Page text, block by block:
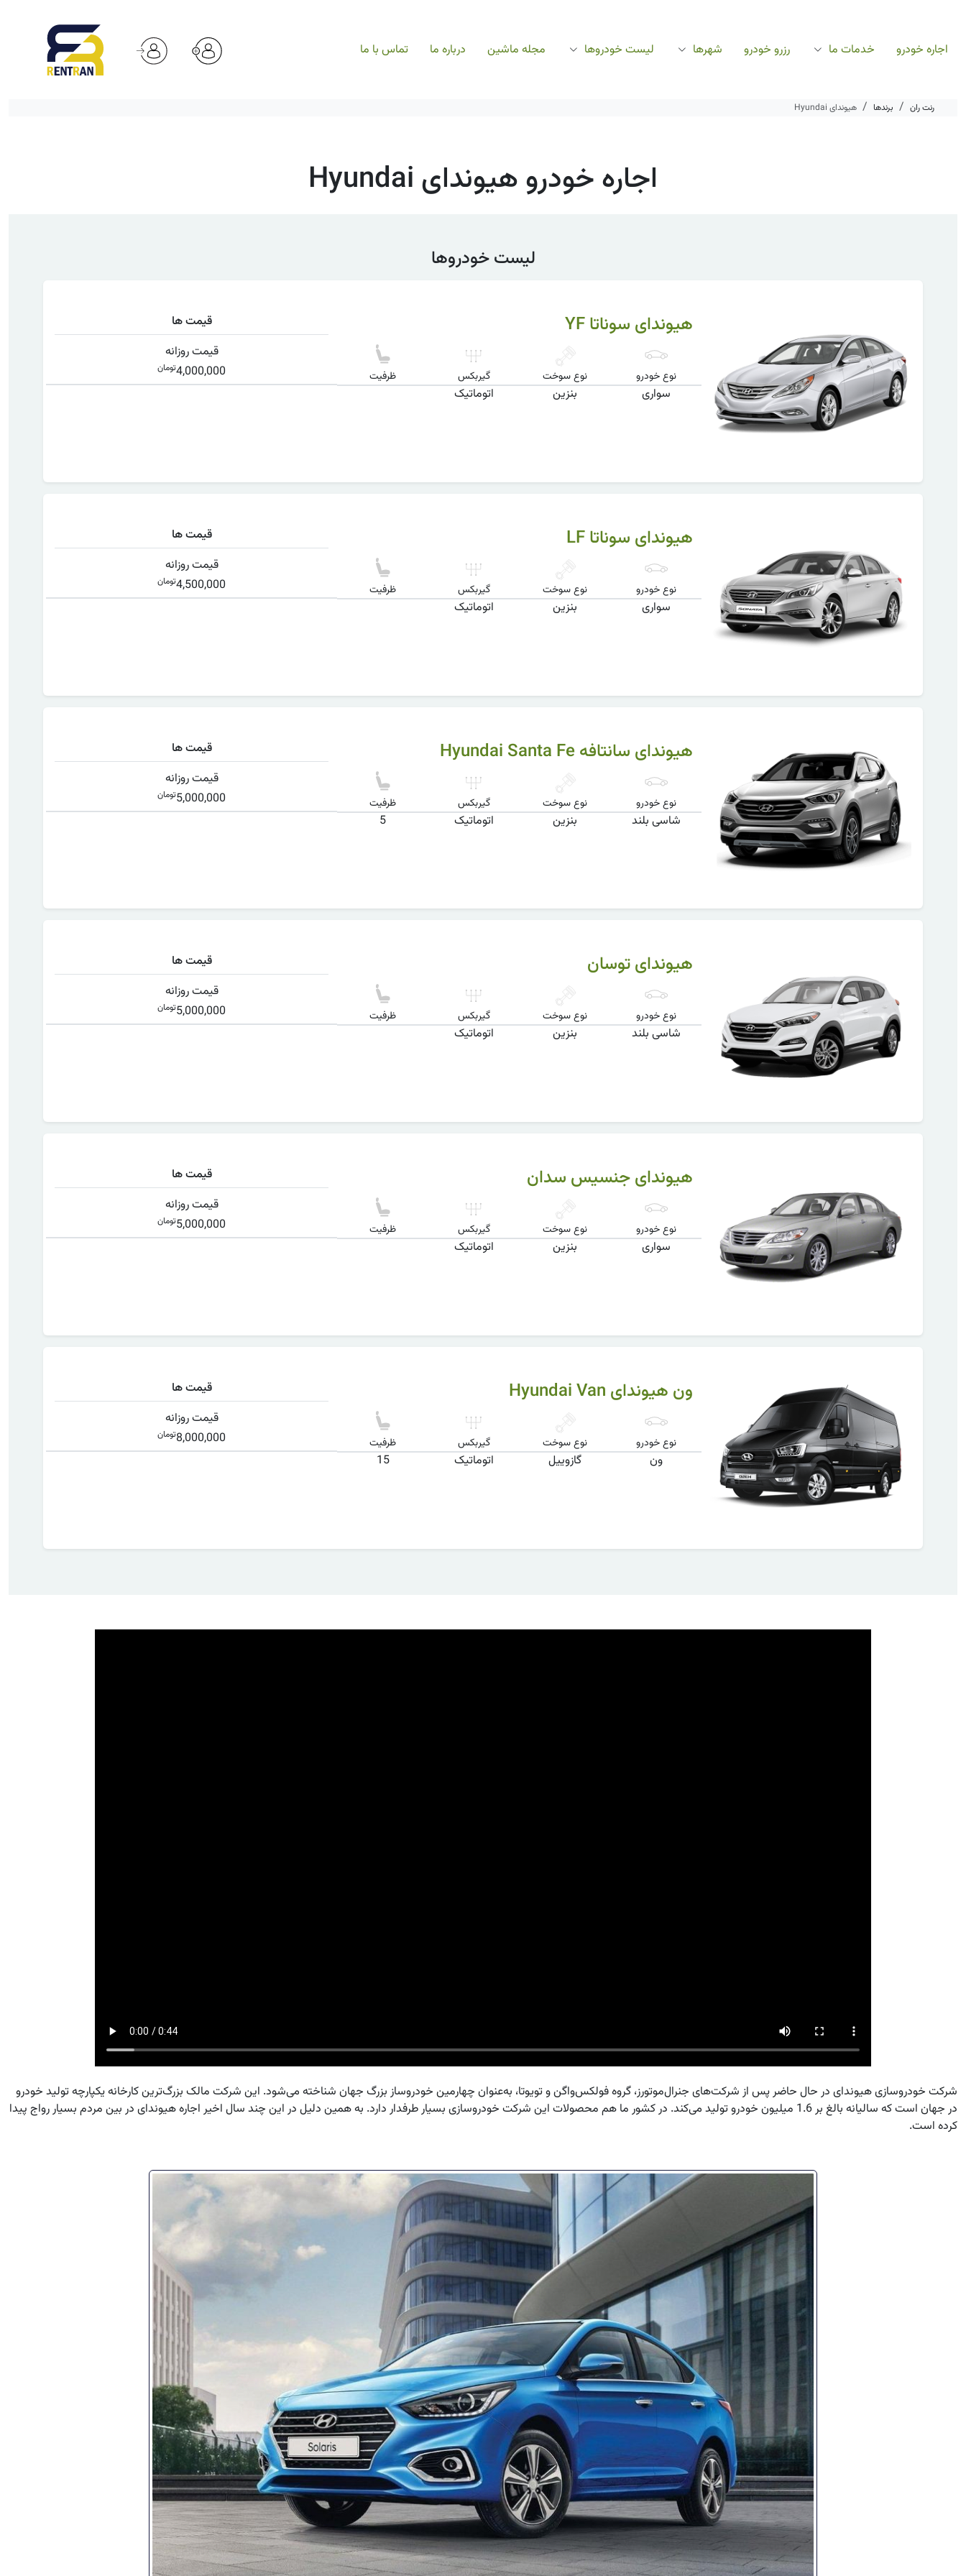
اجاره خودرو خدمات ما رزرو خودرو شهرها لیست خودروها مجله ماشین درباره ما تماس با ما
رنت ران برندها هیوندای Hyundai
اجاره خودرو هیوندای Hyundai
لیست خودروها
هیوندای سوناتا YF
نوع خودرو نوع سوخت گیربکس ظرفیت
سواری بنزین اتوماتیک
قیمت ها
قیمت روزانه
4,000,000تومان
هیوندای سوناتا LF
نوع خودرو نوع سوخت گیربکس ظرفیت
سواری بنزین اتوماتیک
قیمت ها
قیمت روزانه
4,500,000تومان
هیوندای سانتافه Hyundai Santa Fe
نوع خودرو نوع سوخت گیربکس ظرفیت
شاسی بلند بنزین اتوماتیک 5
قیمت ها
قیمت روزانه
5,000,000تومان
هیوندای توسان
نوع خودرو نوع سوخت گیربکس ظرفیت
شاسی بلند بنزین اتوماتیک
قیمت ها
قیمت روزانه
5,000,000تومان
هیوندای جنسیس سدان
نوع خودرو نوع سوخت گیربکس ظرفیت
سواری بنزین اتوماتیک
قیمت ها
قیمت روزانه
5,000,000تومان
ون هیوندای Hyundai Van
نوع خودرو نوع سوخت گیربکس ظرفیت
ون گازوییل اتوماتیک 15
قیمت ها
قیمت روزانه
8,000,000تومان
شرکت خودروسازی هیوندای در حال حاضر پس از شرکت‌های جنرال‌موتورز، گروه فولکس‌واگن و تویوتا، به‌عنوان چهارمین خودروساز بزرگ جهان شناخته می‌شود. این شرکت مالک بزرگ‌ترین کارخانه یکپارچه تولید خودرو
در جهان است که سالیانه بالغ بر 1.6 میلیون خودرو تولید می‌کند. در کشور ما هم محصولات این شرکت خودروسازی بسیار طرفدار دارد. به همین دلیل در این چند سال اخیر اجاره هیوندای در بین مردم بسیار رواج پیدا
کرده است.